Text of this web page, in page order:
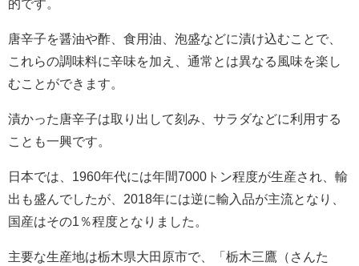
的です。
唐辛子を醤油や酢、食用油、泡盛などに漬け込むことで、
これらの調味料に辛味を加え、通常とは異なる風味を楽し
むことができます。
漬かった唐辛子は取り出して刻み、サラダなどに利用する
ことも一興です。
日本では、1960年代には年間7000トン程度が生産され、輸
出も盛んでしたが、2018年には逆に輸入品が主流となり、
国産はその1％程度となりました。
主要な生産地は栃木県大田原市で、「栃木三鷹（さんた